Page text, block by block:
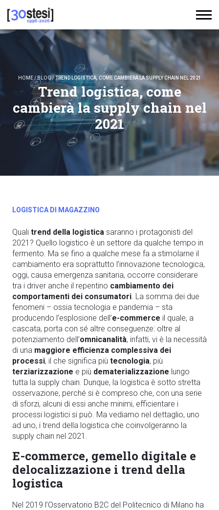
HOME/ BLOG /TREND LOGISTICA, COME CAMBIERÀ LA SUPPLY CHAIN NEL 2021
Trend logistica, come
cambierà la supply chain nel
2021
LOGISTICA DI MAGAZZINO
Quali trend della logistica saranno i protagonisti del
2021? Quello logistico è un settore da qualche tempo in
fermento. Ma se fino a qualche mese fa a stimolarne il
cambiamento era soprattutto l’innovazione tecnologica,
oggi, causa emergenza sanitaria, occorre considerare
tra i driver anche il repentino cambiamento dei
comportamenti dei consumatori. La somma dei due
fenomeni – ossia tecnologia e pandemia – sta
producendo l’esplosione dell’e-commerce il quale, a
cascata, porta con sé altre conseguenze: oltre al
potenziamento dell’omnicanalità, infatti, vi è la necessità
di una maggiore efficienza complessiva dei
processi, il che significa più tecnologia, più
terziarizzazione e più dematerializzazione lungo
tutta la supply chain. Dunque, la logistica è sotto stretta
osservazione, perché si è compreso che, con una serie
di sforzi, alcuni di essi anche minimi, efficientare i
processi logistici si può. Ma vediamo nel dettaglio, uno
ad uno, i trend della logistica che coinvolgeranno la
supply chain nel 2021.
E-commerce, gemello digitale e
delocalizzazione i trend della
logistica
Nel 2019 l’Osservatorio B2C del Politecnico di Milano ha